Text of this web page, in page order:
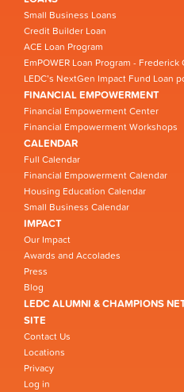
Small Business Loans
Credit Builder Loan
ACE Loan Program
EmPOWER Loan Program - Frederick
LEDC’s NextGen Impact Fund Loan
FINANCIAL EMPOWERMENT
Financial Empowerment Center
Financial Empowerment Workshops
CALENDAR
Full Calendar
Financial Empowerment Calendar
Housing Education Calendar
Small Business Calendar
IMPACT
Our Impact
Awards and Accolades
Press
Blog
LEDC ALUMNI & CHAMPIONS
SITE
Contact Us
Locations
Privacy
Log in